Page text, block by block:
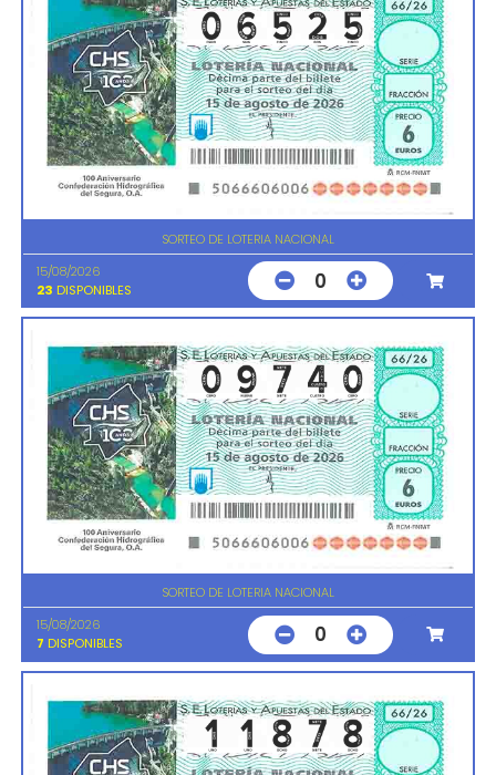
SORTEO DE LOTERIA NACIONAL
15/08/2026
23 DISPONIBLES 0
SORTEO DE LOTERIA NACIONAL
15/08/2026
7 DISPONIBLES 0